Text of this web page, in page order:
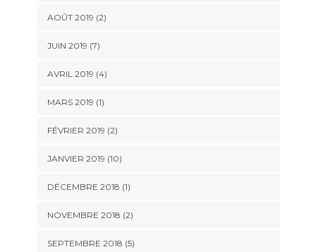
AOÛT 2019 (2)
JUIN 2019 (7)
AVRIL 2019 (4)
MARS 2019 (1)
FÉVRIER 2019 (2)
JANVIER 2019 (10)
DÉCEMBRE 2018 (1)
NOVEMBRE 2018 (2)
SEPTEMBRE 2018 (5)